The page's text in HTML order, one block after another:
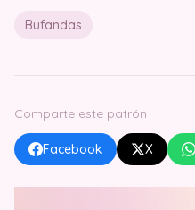
Bufandas
Comparte este patrón
Facebook X